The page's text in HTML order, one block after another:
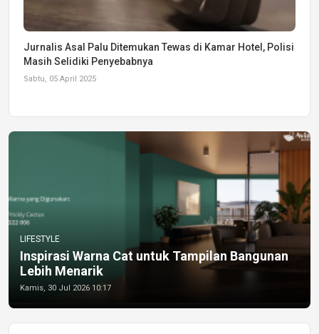
Jurnalis Asal Palu Ditemukan Tewas di Kamar Hotel, Polisi
Masih Selidiki Penyebabnya
Sabtu, 05 April 2025
LIFESTYLE
Inspirasi Warna Cat untuk Tampilan Bangunan
Lebih Menarik
Kamis, 30 Jul 2026 10:17